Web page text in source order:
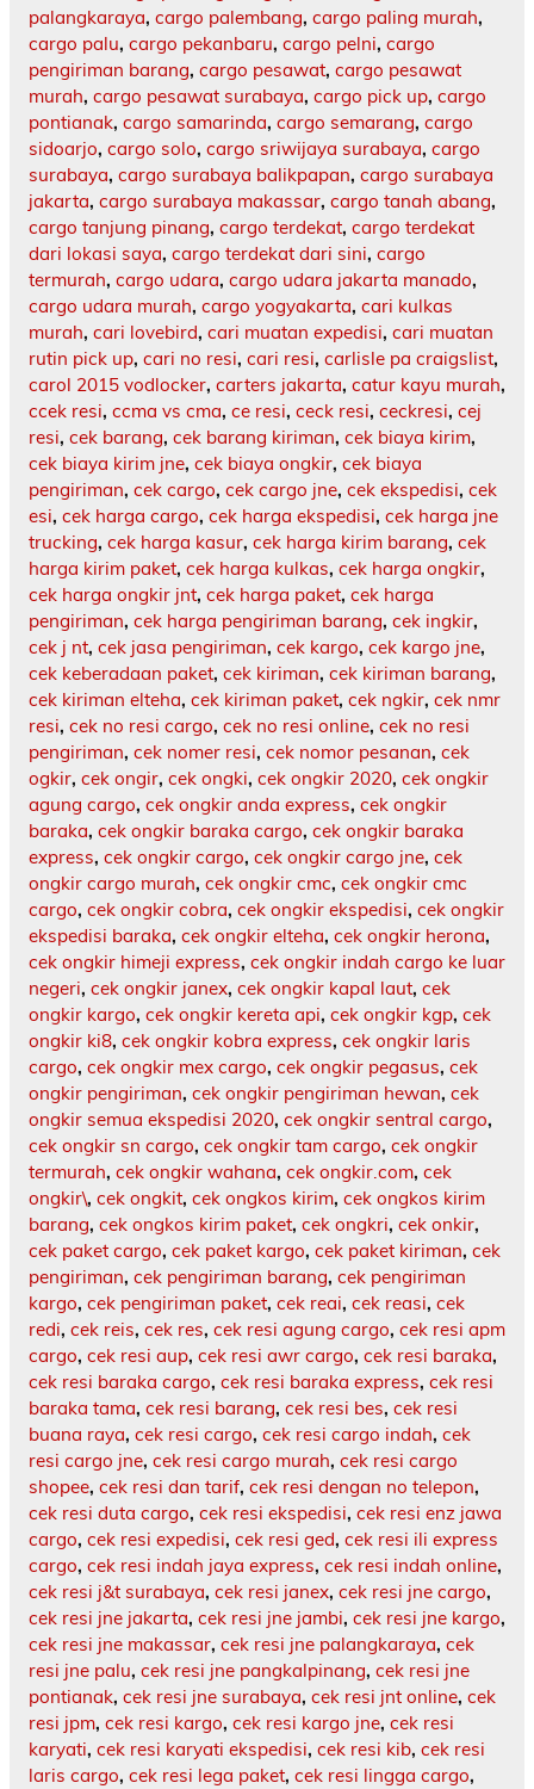
palangkaraya, cargo palembang, cargo paling murah,
cargo palu, cargo pekanbaru, cargo pelni, cargo
pengiriman barang, cargo pesawat, cargo pesawat
murah, cargo pesawat surabaya, cargo pick up, cargo
pontianak, cargo samarinda, cargo semarang, cargo
sidoarjo, cargo solo, cargo sriwijaya surabaya, cargo
surabaya, cargo surabaya balikpapan, cargo surabaya
jakarta, cargo surabaya makassar, cargo tanah abang,
cargo tanjung pinang, cargo terdekat, cargo terdekat
dari lokasi saya, cargo terdekat dari sini, cargo
termurah, cargo udara, cargo udara jakarta manado,
cargo udara murah, cargo yogyakarta, cari kulkas
murah, cari lovebird, cari muatan expedisi, cari muatan
rutin pick up, cari no resi, cari resi, carlisle pa craigslist,
carol 2015 vodlocker, carters jakarta, catur kayu murah,
ccek resi, ccma vs cma, ce resi, ceck resi, ceckresi, cej
resi, cek barang, cek barang kiriman, cek biaya kirim,
cek biaya kirim jne, cek biaya ongkir, cek biaya
pengiriman, cek cargo, cek cargo jne, cek ekspedisi, cek
esi, cek harga cargo, cek harga ekspedisi, cek harga jne
trucking, cek harga kasur, cek harga kirim barang, cek
harga kirim paket, cek harga kulkas, cek harga ongkir,
cek harga ongkir jnt, cek harga paket, cek harga
pengiriman, cek harga pengiriman barang, cek ingkir,
cek j nt, cek jasa pengiriman, cek kargo, cek kargo jne,
cek keberadaan paket, cek kiriman, cek kiriman barang,
cek kiriman elteha, cek kiriman paket, cek ngkir, cek nmr
resi, cek no resi cargo, cek no resi online, cek no resi
pengiriman, cek nomer resi, cek nomor pesanan, cek
ogkir, cek ongir, cek ongki, cek ongkir 2020, cek ongkir
agung cargo, cek ongkir anda express, cek ongkir
baraka, cek ongkir baraka cargo, cek ongkir baraka
express, cek ongkir cargo, cek ongkir cargo jne, cek
ongkir cargo murah, cek ongkir cmc, cek ongkir cmc
cargo, cek ongkir cobra, cek ongkir ekspedisi, cek ongkir
ekspedisi baraka, cek ongkir elteha, cek ongkir herona,
cek ongkir himeji express, cek ongkir indah cargo ke luar
negeri, cek ongkir janex, cek ongkir kapal laut, cek
ongkir kargo, cek ongkir kereta api, cek ongkir kgp, cek
ongkir ki8, cek ongkir kobra express, cek ongkir laris
cargo, cek ongkir mex cargo, cek ongkir pegasus, cek
ongkir pengiriman, cek ongkir pengiriman hewan, cek
ongkir semua ekspedisi 2020, cek ongkir sentral cargo,
cek ongkir sn cargo, cek ongkir tam cargo, cek ongkir
termurah, cek ongkir wahana, cek ongkir.com, cek
ongkir\, cek ongkit, cek ongkos kirim, cek ongkos kirim
barang, cek ongkos kirim paket, cek ongkri, cek onkir,
cek paket cargo, cek paket kargo, cek paket kiriman, cek
pengiriman, cek pengiriman barang, cek pengiriman
kargo, cek pengiriman paket, cek reai, cek reasi, cek
redi, cek reis, cek res, cek resi agung cargo, cek resi apm
cargo, cek resi aup, cek resi awr cargo, cek resi baraka,
cek resi baraka cargo, cek resi baraka express, cek resi
baraka tama, cek resi barang, cek resi bes, cek resi
buana raya, cek resi cargo, cek resi cargo indah, cek
resi cargo jne, cek resi cargo murah, cek resi cargo
shopee, cek resi dan tarif, cek resi dengan no telepon,
cek resi duta cargo, cek resi ekspedisi, cek resi enz jawa
cargo, cek resi expedisi, cek resi ged, cek resi ili express
cargo, cek resi indah jaya express, cek resi indah online,
cek resi j&t surabaya, cek resi janex, cek resi jne cargo,
cek resi jne jakarta, cek resi jne jambi, cek resi jne kargo,
cek resi jne makassar, cek resi jne palangkaraya, cek
resi jne palu, cek resi jne pangkalpinang, cek resi jne
pontianak, cek resi jne surabaya, cek resi jnt online, cek
resi jpm, cek resi kargo, cek resi kargo jne, cek resi
karyati, cek resi karyati ekspedisi, cek resi kib, cek resi
laris cargo, cek resi lega paket, cek resi lingga cargo,